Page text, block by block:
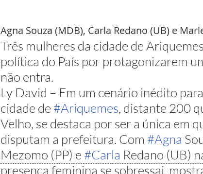
Agna Souza (MDB), Carla Redano (UB) e
Três mulheres da cidade de
política do País por protagonizarem
não entra.
Ly David – Em um cenário inédito
cidade de #Ariquemes, distante 200
Velho, se destaca por ser a única em
disputam a prefeitura. Com #Agna
Mezomo (PP) e #Carla Redano (UB)
presença feminina se sobressai,